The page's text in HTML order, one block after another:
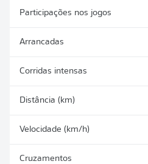
Participações nos jogos
Arrancadas
Corridas intensas
Distância (km)
Velocidade (km/h)
Cruzamentos